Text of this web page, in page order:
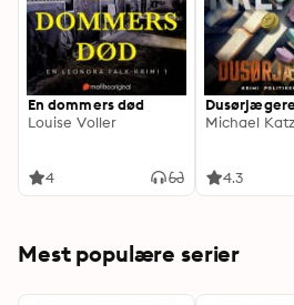
En dommers død
Louise Voller
4
Michael
4.3
Mest populære serier